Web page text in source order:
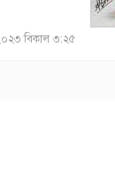
বিকাল ৩:২৫